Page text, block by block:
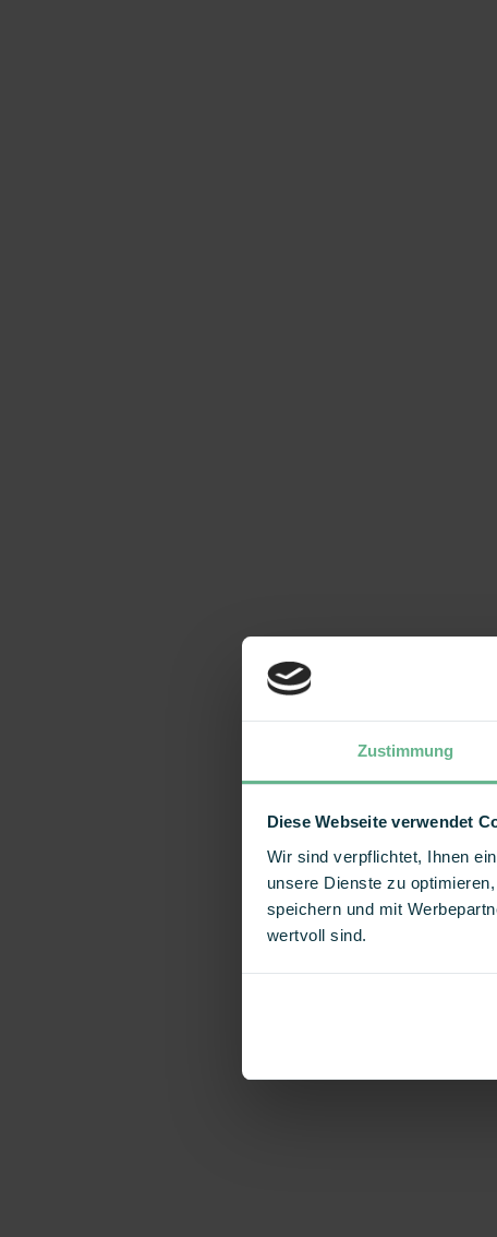
Zustimmung
Diese Webseite verwendet
Wir sind verpflichtet, Ihnen
unsere Dienste zu
speichern und mit
wertvoll sind.